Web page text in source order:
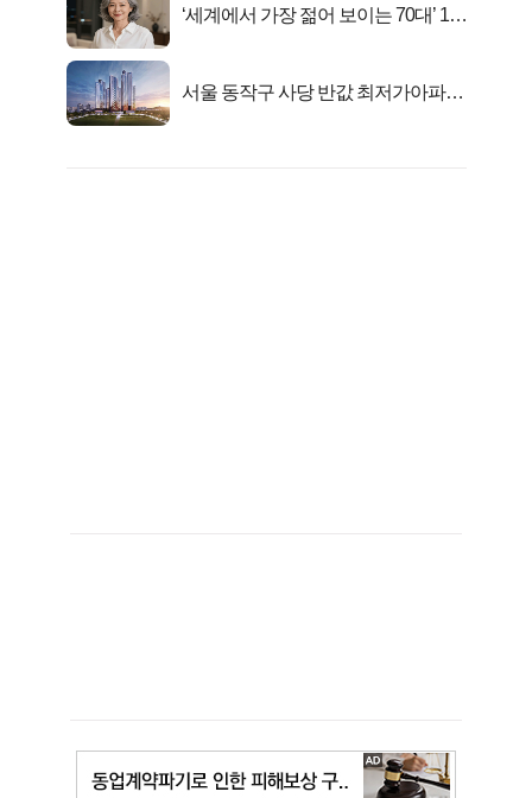
‘세계에서 가장 젊어 보이는 70대’ 1위
서울 동작구 사당 반값 최저가아파트